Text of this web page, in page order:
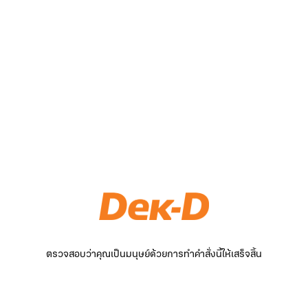
ตรวจสอบว่าคุณเป็นมนุษย์ด้วยการทำคำสั่งนี้ให้เสร็จสิ้น